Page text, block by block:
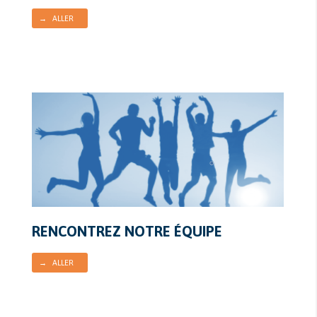
→ ALLER
RENCONTREZ NOTRE ÉQUIPE
→ ALLER